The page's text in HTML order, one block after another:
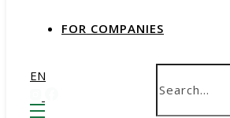
FOR COMPANIES
EN